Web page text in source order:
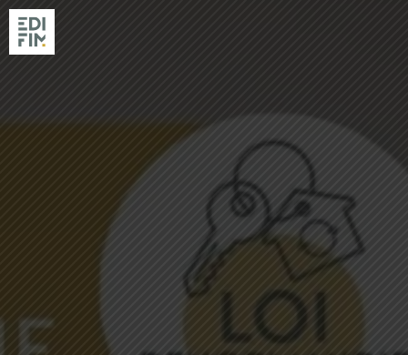
NOS
EDIFIM
NOS AGENCES
ACTUALITÉS & GUIDES